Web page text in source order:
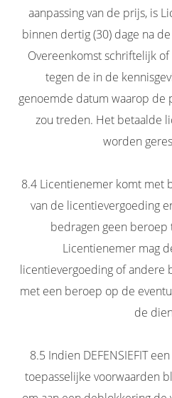
aanpassing van de prijs, is
binnen dertig (30) dage na
Overeenkomst schriftelijk
tegen de in de
genoemde datum waarop de
zou treden. Het betaalde
worden
8.4 Licentienemer komt met
van de licentievergoeding
bedragen geen beroep
Licentienemer mag
licentievergoeding of andere
met een beroep op de
de
8.5 Indien DEFENSIEFIT
toepasselijke voorwaarden